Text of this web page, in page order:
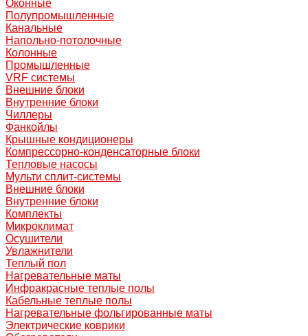
Оконные
Полупромышленные
Канальные
Напольно-потолочные
Колонные
Промышленные
VRF системы
Внешние блоки
Внутренние блоки
Чиллеры
Фанкойлы
Крышные кондиционеры
Компрессорно-конденсаторные блоки
Тепловые насосы
Мульти сплит-системы
Внешние блоки
Внутренние блоки
Комплекты
Микроклимат
Осушители
Увлажнители
Теплый пол
Нагревательные маты
Инфракрасные теплые полы
Кабельные теплые полы
Нагревательные фольгированные маты
Электрические коврики